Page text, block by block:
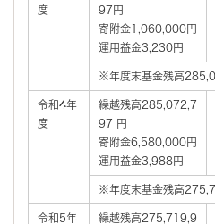
度
97円
寄附金1,060,000円
運用益金3,230円
※年度末基金残高
令和4年
度
繰越残高285,072,7
97 円
寄附金6,580,000円
運用益金3,988円
※年度末基金残高
令和5年
繰越残高275,719,9